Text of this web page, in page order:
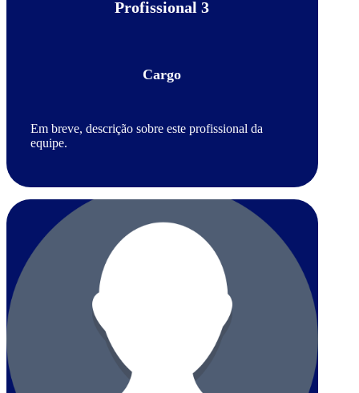
Profissional 3
Cargo
Em breve, descrição sobre este profissional da
equipe.